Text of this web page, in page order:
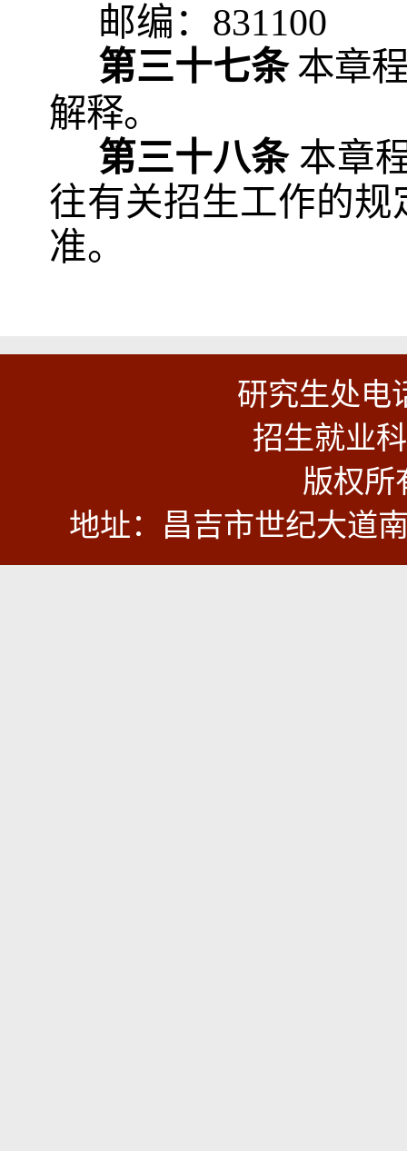
邮编： 831100
第三十七条 本章
解释。
第三十八条 本章
往有关招生工作的
准。
研究生处电
招生就业
版权所
地址：昌吉市世纪大道